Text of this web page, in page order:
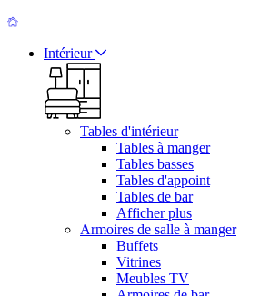
Intérieur
Tables d'intérieur
Tables à manger
Tables basses
Tables d'appoint
Tables de bar
Afficher plus
Armoires de salle à manger
Buffets
Vitrines
Meubles TV